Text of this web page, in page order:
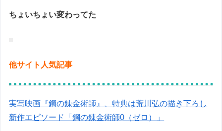
ちょいちょい変わってた
他サイト人気記事
実写映画『鋼の錬金術師』、特典は荒川弘の描き下ろし
新作エピソード「鋼の錬金術師0（ゼロ）」